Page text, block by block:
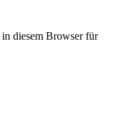
diesem Browser für